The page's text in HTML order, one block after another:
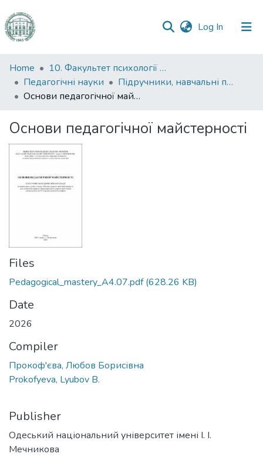
Log In (current)
Communities
&
Collections
Statistics
Home
10. Факультет психології та соціальної роботи
Педагогічні науки
Підручники, навчальні посібники та інші науково- та навчально-методичні праці ФПСР (Педагогічні науки)
Основи педагогічної майстерності
Основи педагогічної майстерності
Files
Pedagogical_mastery_A4.07.pdf(628.26 KB)
Date
2026
Compiler
Прокоф'єва, Любов Борисівна
Prokofyeva, Lyubov B.
Publisher
Одеський національний університет імені І. І.
Мечникова